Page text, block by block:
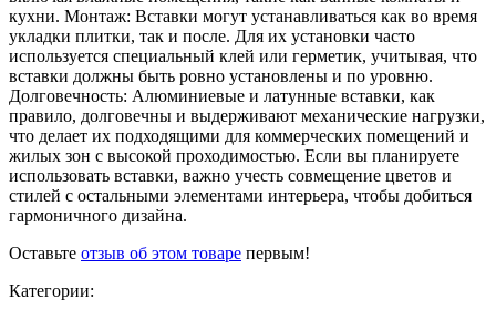
кухни. Монтаж: Вставки могут устанавливаться как во время
укладки плитки, так и после. Для их установки часто
используется специальный клей или герметик, учитывая, что
вставки должны быть ровно установлены и по уровню.
Долговечность: Алюминиевые и латунные вставки, как
правило, долговечны и выдерживают механические нагрузки,
что делает их подходящими для коммерческих помещений и
жилых зон с высокой проходимостью. Если вы планируете
использовать вставки, важно учесть совмещение цветов и
стилей с остальными элементами интерьера, чтобы добиться
гармоничного дизайна.
Оставьте отзыв об этом товаре первым!
Категории: